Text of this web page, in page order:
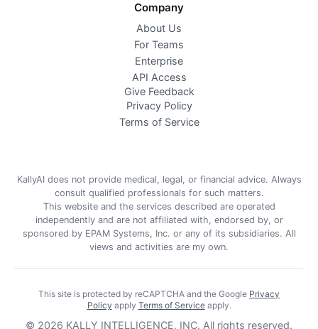
Company
About Us
For Teams
Enterprise
API Access
Give Feedback
Privacy Policy
Terms of Service
KallyAI does not provide medical, legal, or financial advice. Always
consult qualified professionals for such matters.
This website and the services described are operated
independently and are not affiliated with, endorsed by, or
sponsored by EPAM Systems, Inc. or any of its subsidiaries. All
views and activities are my own.
This site is protected by reCAPTCHA and the Google Privacy
Policy apply Terms of Service apply.
© 2026 KALLY INTELLIGENCE, INC. All rights reserved.